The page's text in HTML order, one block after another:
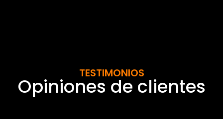
TESTIMONIOS
Opiniones de clientes